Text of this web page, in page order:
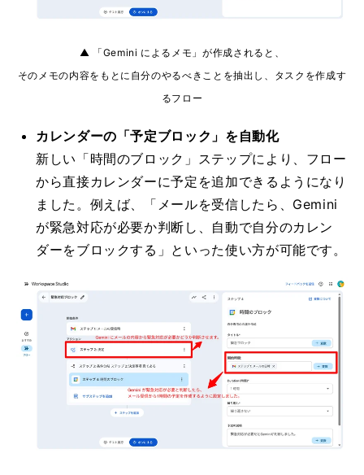
▲ 「Gemini によるメモ」が作成されると、
そのメモの内容をもとに自分のやるべきことを抽出し、タスクを作成す
るフロー
カレンダーの「予定ブロック」を自動化
新しい「時間のブロック」ステップにより、フロー
から直接カレンダーに予定を追加できるようになり
ました。例えば、「メールを受信したら、Gemini
が緊急対応が必要か判断し、自動で自分のカレン
ダーをブロックする」といった使い方が可能です。